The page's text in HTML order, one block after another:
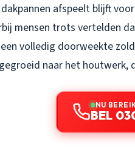
afspeelt blijft
mensen trots vertelden
volledig doorweekte
naar het houtwerk,
NU
BEL